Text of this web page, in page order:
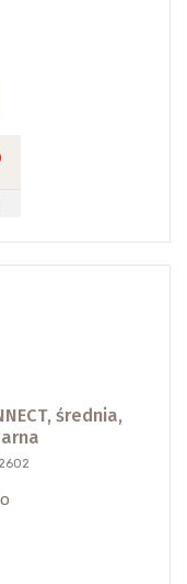
średnia,